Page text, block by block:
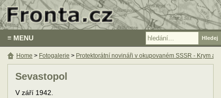
≡ MENU
Sevastopol
V září 1942.
Home > Fotogalerie > Protektorátní novináři v okupovaném SSSR - Krym a